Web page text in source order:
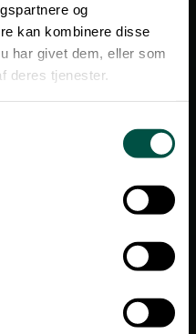
og
kan kombinere disse
har givet dem, eller som
deres tjenester.
solutions
SMEs